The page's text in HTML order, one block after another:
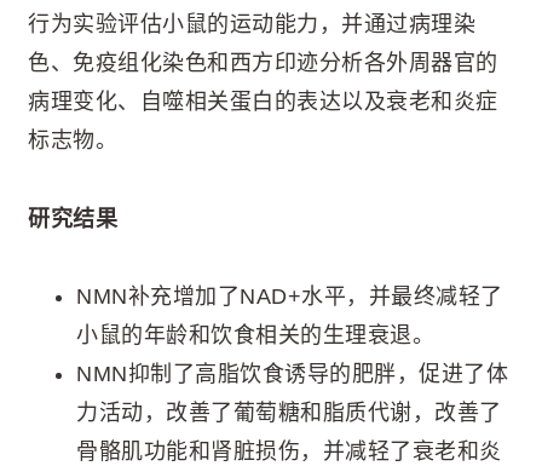
行为实验评估小鼠的运动能力，并通过病理染
色、免疫组化染色和西方印迹分析各外周器官的
病理变化、自噬相关蛋白的表达以及衰老和炎症
标志物。
研究结果
NMN补充增加了NAD+水平，并最终减轻了
小鼠的年龄和饮食相关的生理衰退。
NMN抑制了高脂饮食诱导的肥胖，促进了体
力活动，改善了葡萄糖和脂质代谢，改善了
骨骼肌功能和肾脏损伤，并减轻了衰老和炎